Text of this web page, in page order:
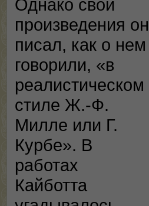
Однако свои
произведения он
писал, как о нем
говорили, «в
реалистическом
стиле Ж.-Ф.
Милле или Г.
Курбе». В
работах
Кайботта